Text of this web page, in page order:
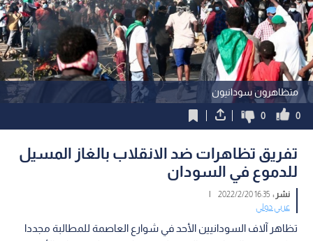
متظاهرون سودانيون
0
0
تفريق تظاهرات ضد الانقلاب بالغاز المسيل
للدموع في السودان
نشر :16:35 2022/2/20
|
عربي دولي
تظاهر آلاف السودانيين الأحد في شوارع العاصمة للمطالبة مجددا